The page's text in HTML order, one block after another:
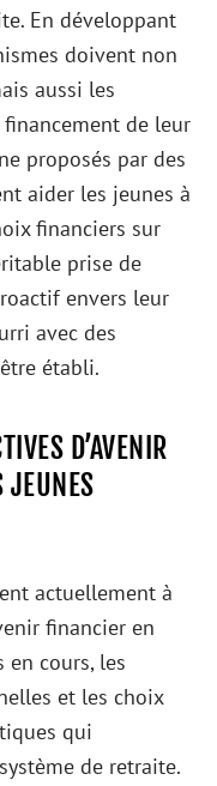
En développant
doivent non
aussi les
de leur
proposés par des
aider les jeunes à
financiers sur
prise de
envers leur
avec des
établi.
D’AVENIR
JEUNES
actuellement à
financier en
en cours, les
et les choix
qui
de retraite.